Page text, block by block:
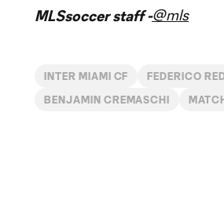
MLSsoccer staff -@mls
INTER MIAMI CF FEDERICO
BENJAMIN CREMASCHI